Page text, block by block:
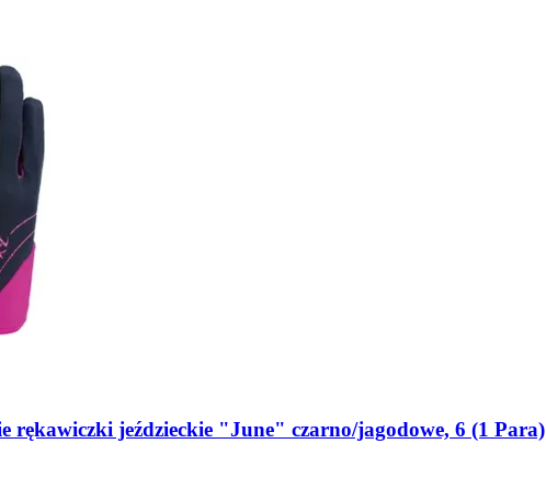
rękawiczki jeździeckie "June" czarno/jagodowe, 6 (1 Para)